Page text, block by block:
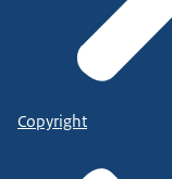
Copyright